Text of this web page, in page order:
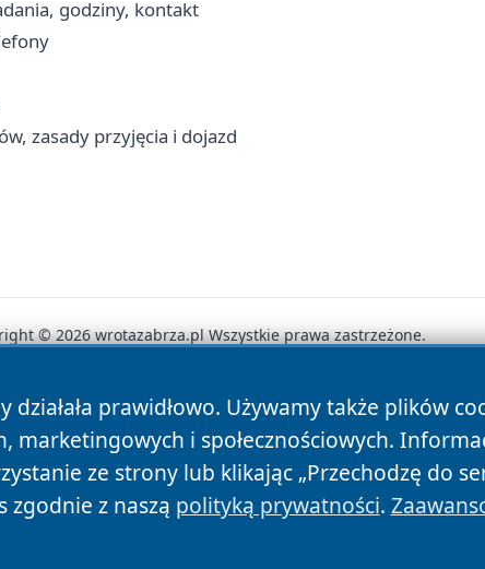
godziny, kontakt
zasady przyjęcia i dojazd
działała prawidłowo. Używamy także plików
marketingowych i społecznościowych.
ze strony lub klikając „Przechodzę do
zgodnie z naszą polityką prywatności.
© 2026 wrotazabrza.pl Wszystkie prawa zastrzeżone.
Autorzy Polityka Prywatności Polityka Cookies